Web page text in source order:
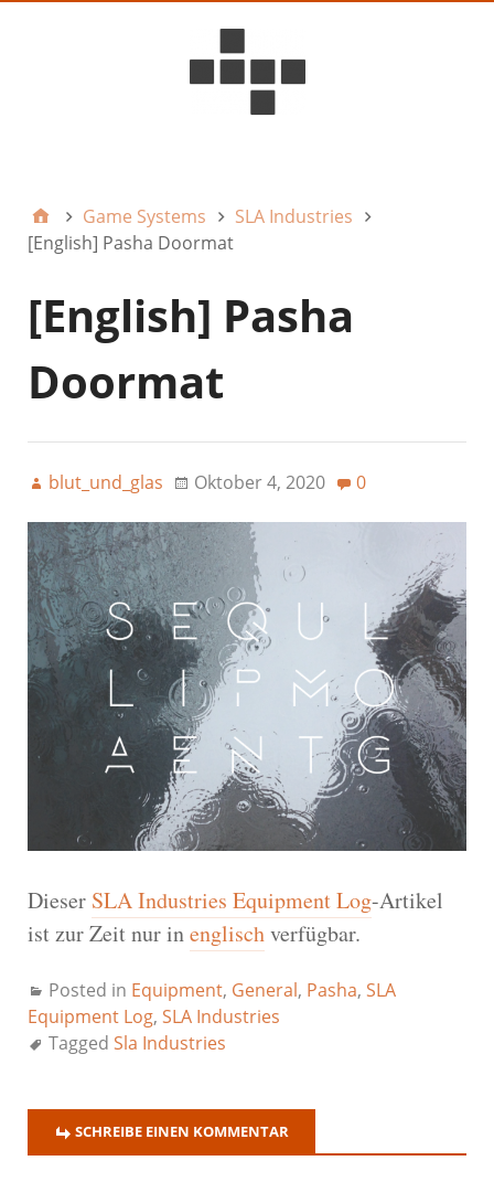
Game Systems
SLA Industries
[English] Pasha Doormat
[English] Pasha
Doormat
blut_und_glas Oktober 4, 2020 0
Dieser SLA Industries Equipment Log-Artikel
ist zur Zeit nur inenglischverfügbar.
Posted in Equipment, General, Pasha, SLA
Equipment Log, SLA Industries
Tagged Sla Industries
SCHREIBE EINEN KOMMENTAR